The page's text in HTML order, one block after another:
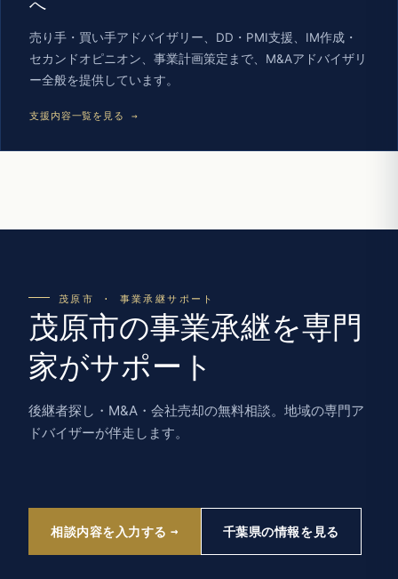
へ
売り手・買い手アドバイザリー、DD・PMI支援、IM作成・
セカンドオピニオン、事業計画策定まで、M&Aアドバイザリ
ー全般を提供しています。
支援内容一覧を見る →
茂原市 · 事業承継サポート
茂原市の事業承継を専門
家がサポート
後継者探し・M&A・会社売却の無料相談。地域の専門ア
ドバイザーが伴走します。
相談内容を入力する 千葉県の情報を見る